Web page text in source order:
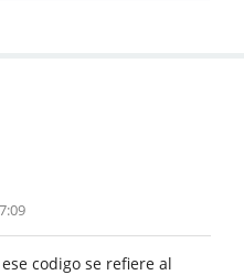
codigo se refiere al